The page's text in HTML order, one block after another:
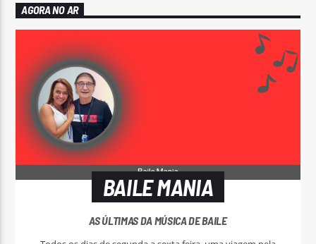
AGORA NO AR
BAILE MANIA
AS ÚLTIMAS DA MÚSICA DE BAILE